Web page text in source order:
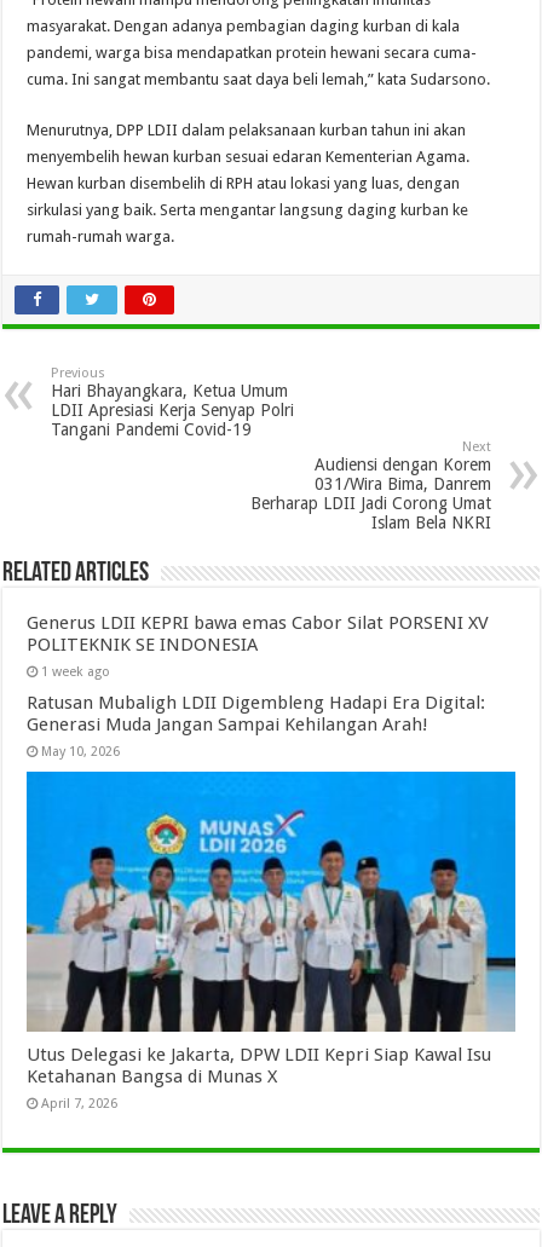
masyarakat. Dengan adanya pembagian daging kurban di kala
pandemi, warga bisa mendapatkan protein hewani secara cuma-
cuma. Ini sangat membantu saat daya beli lemah,” kata Sudarsono.
Menurutnya, DPP LDII dalam pelaksanaan kurban tahun ini akan
menyembelih hewan kurban sesuai edaran Kementerian Agama.
Hewan kurban disembelih di RPH atau lokasi yang luas, dengan
sirkulasi yang baik. Serta mengantar langsung daging kurban ke
rumah-rumah warga.
Previous
Hari Bhayangkara, Ketua Umum
LDII Apresiasi Kerja Senyap Polri
Tangani Pandemi Covid-19
Next
Audiensi dengan Korem
031/Wira Bima, Danrem
Berharap LDII Jadi Corong Umat
Islam Bela NKRI
Related Articles
Generus LDII KEPRI bawa emas Cabor Silat PORSENI XV
POLITEKNIK SE INDONESIA
1 week ago
Ratusan Mubaligh LDII Digembleng Hadapi Era Digital:
Generasi Muda Jangan Sampai Kehilangan Arah!
May 10, 2026
Utus Delegasi ke Jakarta, DPW LDII Kepri Siap Kawal Isu
Ketahanan Bangsa di Munas X
April 7, 2026
Leave a Reply